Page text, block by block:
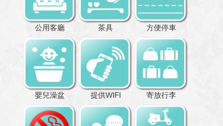
公用客廳 茶具 方便停車
嬰兒澡盆 提供WIFI 寄放行李